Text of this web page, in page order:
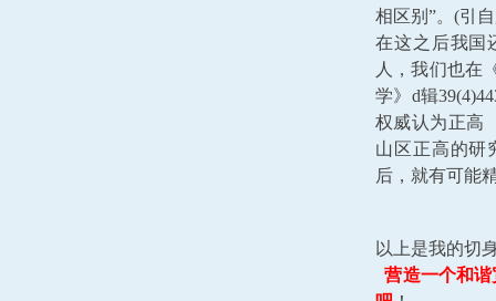
相区别”。(引
在这之后我国
人，我们也在
学》d辑
权威认为正高
山区正高的研
后，就有可能
以上是我的切
营造一个和